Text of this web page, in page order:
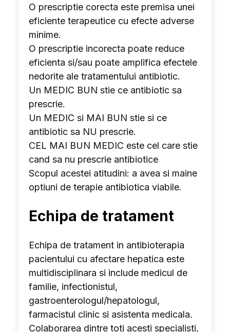
O prescriptie corecta este premisa unei
eficiente terapeutice cu efecte adverse
minime.
O prescriptie incorecta poate reduce
eficienta si/sau poate amplifica efectele
nedorite ale tratamentului antibiotic.
Un MEDIC BUN stie ce antibiotic sa
prescrie.
Un MEDIC si MAI BUN stie si ce
antibiotic sa NU prescrie.
CEL MAI BUN MEDIC este cel care stie
cand sa nu prescrie antibiotice
Scopul acestei atitudini: a avea si maine
optiuni de terapie antibiotica viabile.
Echipa de tratament
Echipa de tratament in antibioterapia
pacientului cu afectare hepatica este
multidisciplinara si include medicul de
familie, infectionistul,
gastroenterologul/hepatologul,
farmacistul clinic si asistenta medicala.
Colaborarea dintre toti acesti specialisti,